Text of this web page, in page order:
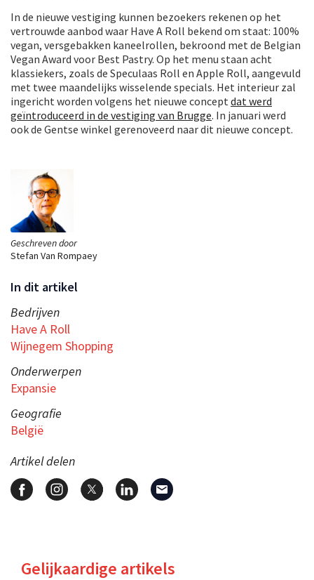
Geschreven door
Stefan Van Rompaey
In dit artikel
Bedrijven
Have A Roll
Wijnegem Shopping
Onderwerpen
Expansie
Geografie
België
Artikel delen
In de nieuwe vestiging kunnen bezoekers rekenen op het
vertrouwde aanbod waar Have A Roll bekend om staat: 100%
vegan, versgebakken kaneelrollen, bekroond met de Belgian
Vegan Award voor Best Pastry. Op het menu staan acht
klassiekers, zoals de Speculaas Roll en Apple Roll, aangevuld
met twee maandelijks wisselende specials. Het interieur zal
ingericht worden volgens het nieuwe concept dat werd
geïntroduceerd in de vestiging van Brugge. In januari werd
ook de Gentse winkel gerenoveerd naar dit nieuwe concept.
Gelijkaardige artikels